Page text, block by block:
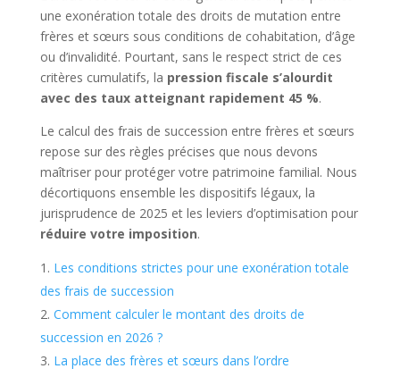
une exonération totale des droits de mutation entre
frères et sœurs sous conditions de cohabitation, d’âge
ou d’invalidité. Pourtant, sans le respect strict de ces
critères cumulatifs, la pression fiscale s’alourdit
avec des taux atteignant rapidement 45 %.
Le calcul des frais de succession entre frères et sœurs
repose sur des règles précises que nous devons
maîtriser pour protéger votre patrimoine familial. Nous
décortiquons ensemble les dispositifs légaux, la
jurisprudence de 2025 et les leviers d’optimisation pour
réduire votre imposition.
Les conditions strictes pour une exonération totale
des frais de succession
Comment calculer le montant des droits de
succession en 2026 ?
La place des frères et sœurs dans l’ordre